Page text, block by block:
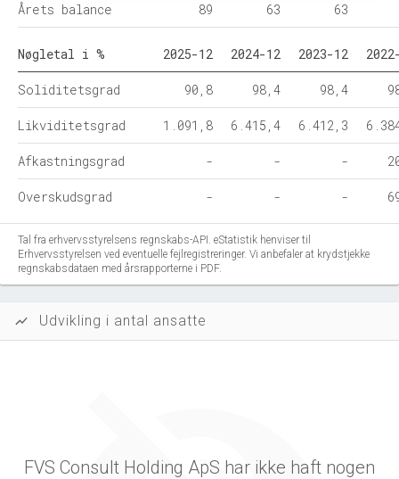
Årets balance 89 63 63
Nøgletal i % 2025-12 2024-12 2023-12
Soliditetsgrad 90,8 98,4 98,4
Likviditetsgrad 1.091,8 6.415,4 6.412,3
Afkastningsgrad - - -
Overskudsgrad - - -
Tal fra erhvervsstyrelsens regnskabs-API. eStatistik henviser til
Erhvervsstyrelsen ved eventuelle fejlregistreringer. Vi anbefaler at krydstjekke
regnskabsdataen med årsrapporterne i PDF.
show_chart Udvikling i antal ansatte
FVS Consult Holding ApS har ikke haft nogen